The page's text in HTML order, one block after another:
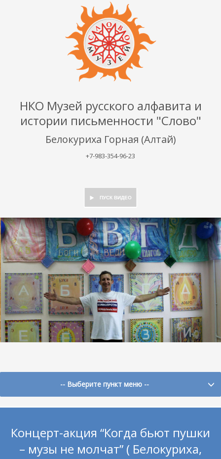
НКО Музей русского алфавита и
истории письменности "Слово"
Белокуриха Горная (Алтай)
+7-983-354-96-23
-- Выберите пункт меню --
Концерт-акция “Когда бьют пушки
– музы не молчат” ( Белокуриха,